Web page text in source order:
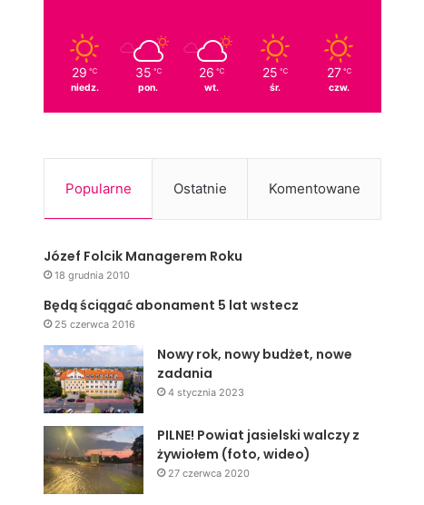
29 ℃
niedz.
35 ℃
pon.
26 ℃
wt.
25 ℃
śr.
27 ℃
czw.
Popularne Ostatnie Komentowane
Józef Folcik Managerem Roku
18 grudnia 2010
Będą ściągać abonament 5 lat wstecz
25 czerwca 2016
Nowy rok, nowy budżet, nowe
zadania
4 stycznia 2023
PILNE! Powiat jasielski walczy z
żywiołem (foto, wideo)
27 czerwca 2020